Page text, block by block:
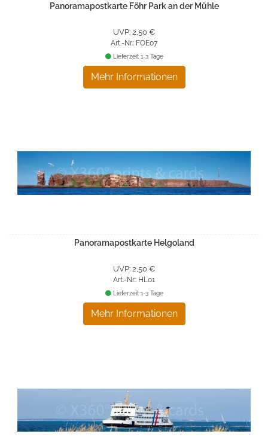
Panoramapostkarte Föhr Park an der Mühle
UVP: 2,50 €
Art.-Nr.: FOE07
Mehr Informationen
Lieferzeit 1-3 Tage
Panoramapostkarte Helgoland
UVP: 2,50 €
Art.-Nr.: HL01
Mehr Informationen
Lieferzeit 1-3 Tage